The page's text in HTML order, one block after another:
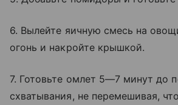
6. Вылейте яичную смесь на
огонь и накройте крышкой.
7. Готовьте омлет 5—7 минут до
схватывания, не перемешивая,